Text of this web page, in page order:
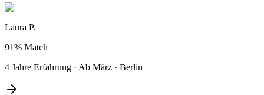
Laura P.
91% Match
4 Jahre Erfahrung · Ab März · Berlin